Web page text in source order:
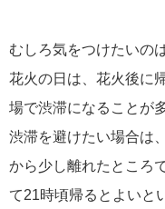
むしろ気をつけたいの
花火の日は、花火後に
場で渋滞になることが
渋滞を避けたい場合は
から少し離れたところ
て21時頃帰るとよいと